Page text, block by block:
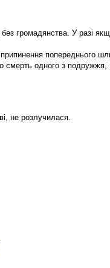
громадянства. У разі
попереднього
одного з подружжя,
не розлучилася.